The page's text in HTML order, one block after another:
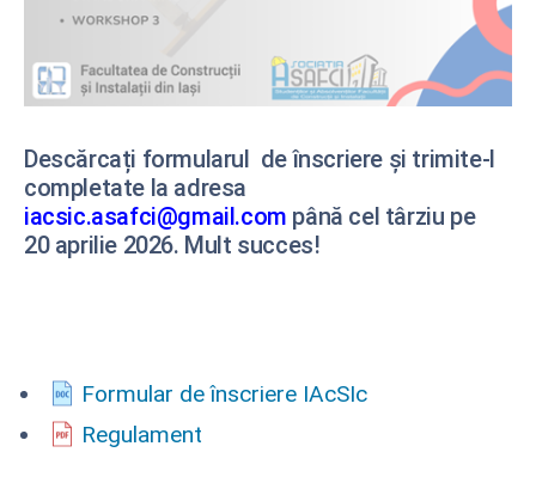
Descărcați formularul de înscriere și trimite-l
completate la adresa
iacsic.asafci@gmail.com până cel târziu pe
20 aprilie 2026. Mult succes!
Formular de înscriere IAcSIc
Regulament